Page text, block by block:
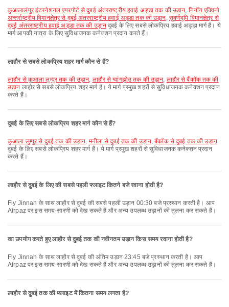
कुआलालंपुर इंटरनेशनल एयरपोर्ट से दुबई अंतरराष्ट्रीय हवाई अड्डा तक की उड़ान, निनॉय एक्विनो
अन्तर्राष्ट्रीय विमानक्षेत्र से दुबई अंतरराष्ट्रीय हवाई अड्डा तक की उड़ान, सुवर्णभूमि विमानक्षेत्र से
दुबई अंतरराष्ट्रीय हवाई अड्डा तक की उड़ान दुबई के लिए सबसे लोकप्रिय हवाई अड्डा मार्ग हैं। ये
मार्ग आपकी यात्रा के लिए सुविधाजनक कनेक्शन प्रदान करते हैं।
लाहौर से सबसे लोकप्रिय शहर मार्ग कौन से हैं?
लाहौर से कुआला लुम्पुर तक की उड़ान, लाहौर से ग्वांगझोउ तक की उड़ान, लाहौर से बैंकॉक तक की
उड़ान लाहौर से सबसे लोकप्रिय शहर मार्ग हैं। ये मार्ग प्रमुख शहरों से सुविधाजनक कनेक्शन प्रदान
करते हैं।
दुबई के लिए सबसे लोकप्रिय शहर मार्ग कौन से हैं?
कुआला लुम्पुर से दुबई तक की उड़ान, मनीला से दुबई तक की उड़ान,बैंकॉक से दुबई तक की उड़ान
दुबई के लिए सबसे लोकप्रिय शहर मार्ग हैं। ये मार्ग प्रमुख शहरों से सुविधाजनक कनेक्शन प्रदान
करते हैं।
लाहौर से दुबई के लिए की सबसे पहली फ्लाइट कितने बजे रवाना होती है?
Fly Jinnah के साथ लाहौर से दुबई की सबसे पहली उड़ान 00:30 बजे प्रस्थान करती है। आप
Airpaz पर इस समय-सारणी को देख सकते हैं और अन्य उपलब्ध उड़ानों की तुलना कर सकते हैं।
का उपयोग करते हुए लाहौर से दुबई तक की नवीनतम उड़ान किस समय रवाना होती है?
Fly Jinnah के साथ लाहौर से दुबई की अंतिम उड़ान 23:45 बजे प्रस्थान करती है। आप
Airpaz पर इस समय-सारणी को देख सकते हैं और अन्य उपलब्ध उड़ानों की तुलना कर सकते हैं।
लाहौर से दुबई तक की फ्लाइट में कितना समय लगता है?